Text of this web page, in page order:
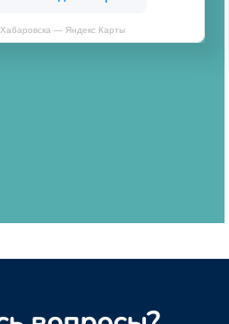
Хабаровска — Яндекс Карты